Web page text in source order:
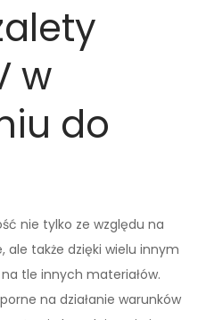
w
do
nie tylko ze względu na
ale także dzięki wielu innym
tle innych materiałów.
na działanie warunków